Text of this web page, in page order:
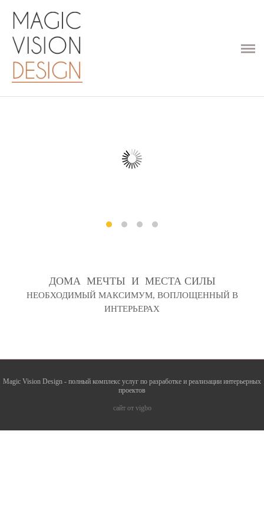
ПРОЕКТЫ
УСЛУГИ
О СТУДИИ
ДОМА МЕЧТЫ И МЕСТА СИЛЫ
НЕОБХОДИМЫЙ МАКСИМУМ, ВОПЛОЩЕННЫЙ В
ИНТЕРЬЕРАХ
Magic Vision Design - полный комплекс услуг по разработке и реализации интерьерных
проектов
сайт от vigbo